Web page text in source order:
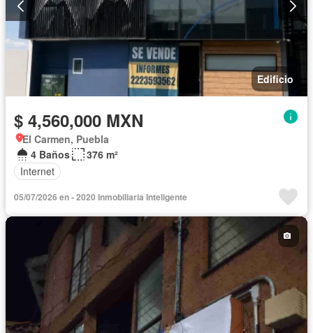
Edificio
$ 4,560,000 MXN
El Carmen, Puebla
4 Baños
376 m²
Internet
05/07/2026 en - 2020 Inmobiliaria Inteligente